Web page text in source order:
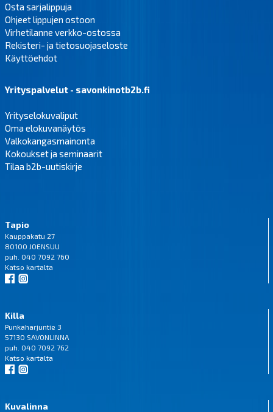
Osta sarjalippuja
Ohjeet lippujen ostoon
Virhetilanne verkko-ostossa
Rekisteri- ja tietosuojaseloste
Käyttöehdot
Yrityspalvelut - savonkinotb2b.fi
Yrityselokuvaliput
Oma elokuvanäytös
Valkokangasmainonta
Kokoukset ja seminaarit
Tilaa b2b-uutiskirje
Tapio
Kauppakatu 27
80100 JOENSUU
puh. 040 7092 760
Katso kartalta
Killa
Punkaharjuntie 3
57130 SAVONLINNA
puh. 040 7092 762
Katso kartalta
Kuvalinna